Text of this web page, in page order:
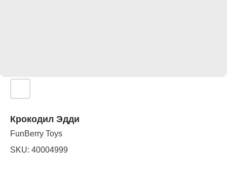
Крокодил Эдди
FunBerry Toys
SKU: 40004999